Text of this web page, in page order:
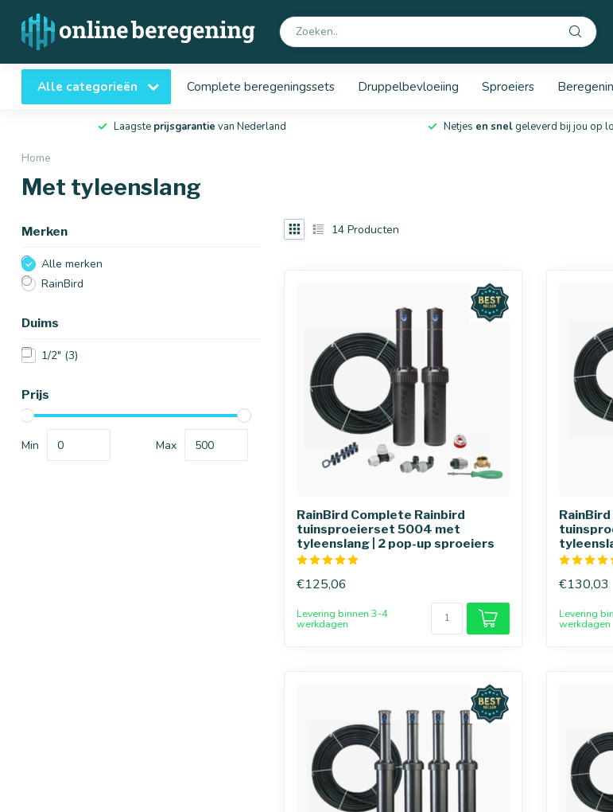
Alle categorieën Complete beregeningssets Druppelbevloeiing Sproeiers
Laagste prijsgarantie van Nederland Netjes en snelgeleverd bij jou op
Home
Met tyleenslang
Merken
Alle merken
RainBird
Duims
1/2" (3)
Prijs
Min Max
14 Producten
RainBird Complete Rainbird
tuinsproeierset 5004 met
tyleenslang | 2 pop-up sproeiers
€125,06
Levering binnen 3-4
werkdagen
€130,03
Levering
werkdagen